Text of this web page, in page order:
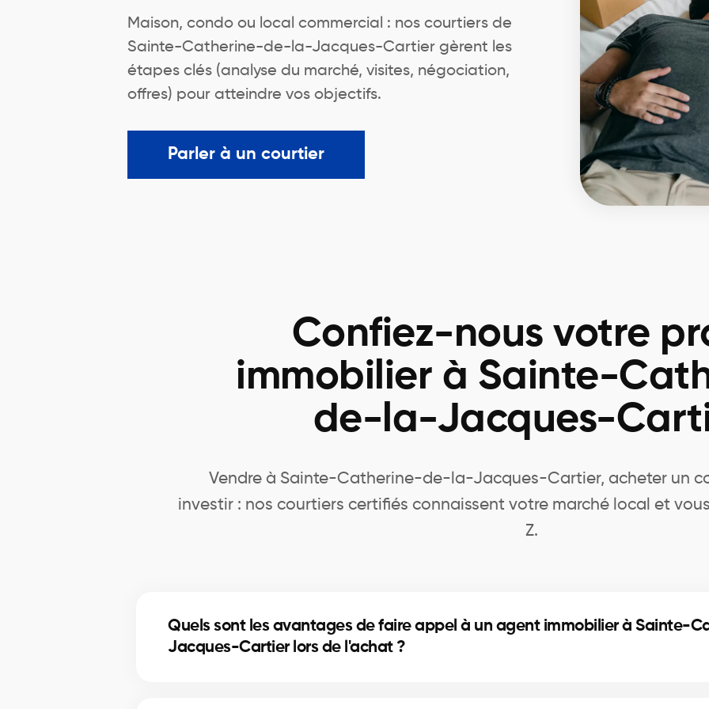
Maison, condo ou local commercial : nos courtiers de
Sainte-Catherine-de-la-Jacques-Cartier gèrent les
étapes clés (analyse du marché, visites, négociation,
offres) pour atteindre vos objectifs.
Parler à un courtier
Confiez-nous votre
immobilier à Sainte-
de-la-Jacques-
Vendre à Sainte-Catherine-de-la-Jacques-Cartier, acheter un
investir : nos courtiers certifiés connaissent votre marché local et
Z.
Quels sont les avantages de faire appel à un agent immobilier à Sainte-
Jacques-Cartier lors de l'achat ?